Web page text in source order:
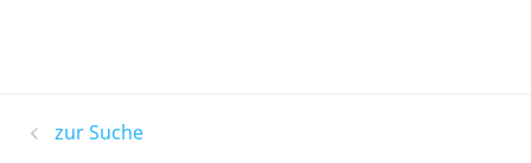
zur Suche